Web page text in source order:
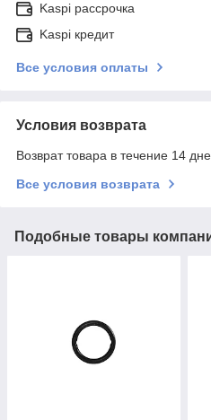
Kaspi рассрочка
Kaspi кредит
Все условия оплаты
Условия возврата
Возврат товара в течение 14
Все условия возврата
Подобные товары